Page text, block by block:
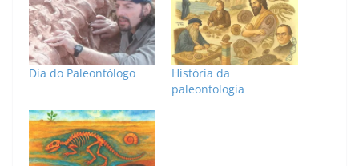
Dia do Paleontólogo
História da
paleontologia